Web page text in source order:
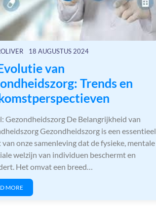
18 AUGUSTUS 2024
van
Trends en
Gezondheidszorg De Belangrijkheid van
Gezondheidszorg is een essentieel
van onze samenleving dat de fysieke, mentale
welzijn van individuen beschermt en
Het omvat een breed…
MORE